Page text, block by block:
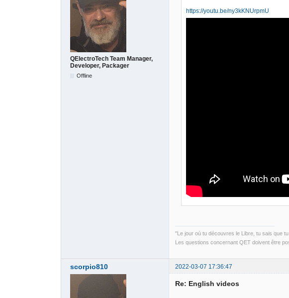
QElectroTech Team Manager,
Developer, Packager
Offline
https://youtu.be/ny3kKNUrpmU
"Le jour où tu découvres le Libre, tu sais que
Les questions concernant QET doivent être
scorpio810 2022-03-07 17:36:47
Re: English videos